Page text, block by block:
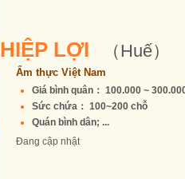
HIỆP LỢI （Huế）
Ẩm thực Việt Nam
Giá bình quân： 100.000 ~
Sức chứa： 100~200 chỗ
Quán bình dân; ...
Đang cập nhật